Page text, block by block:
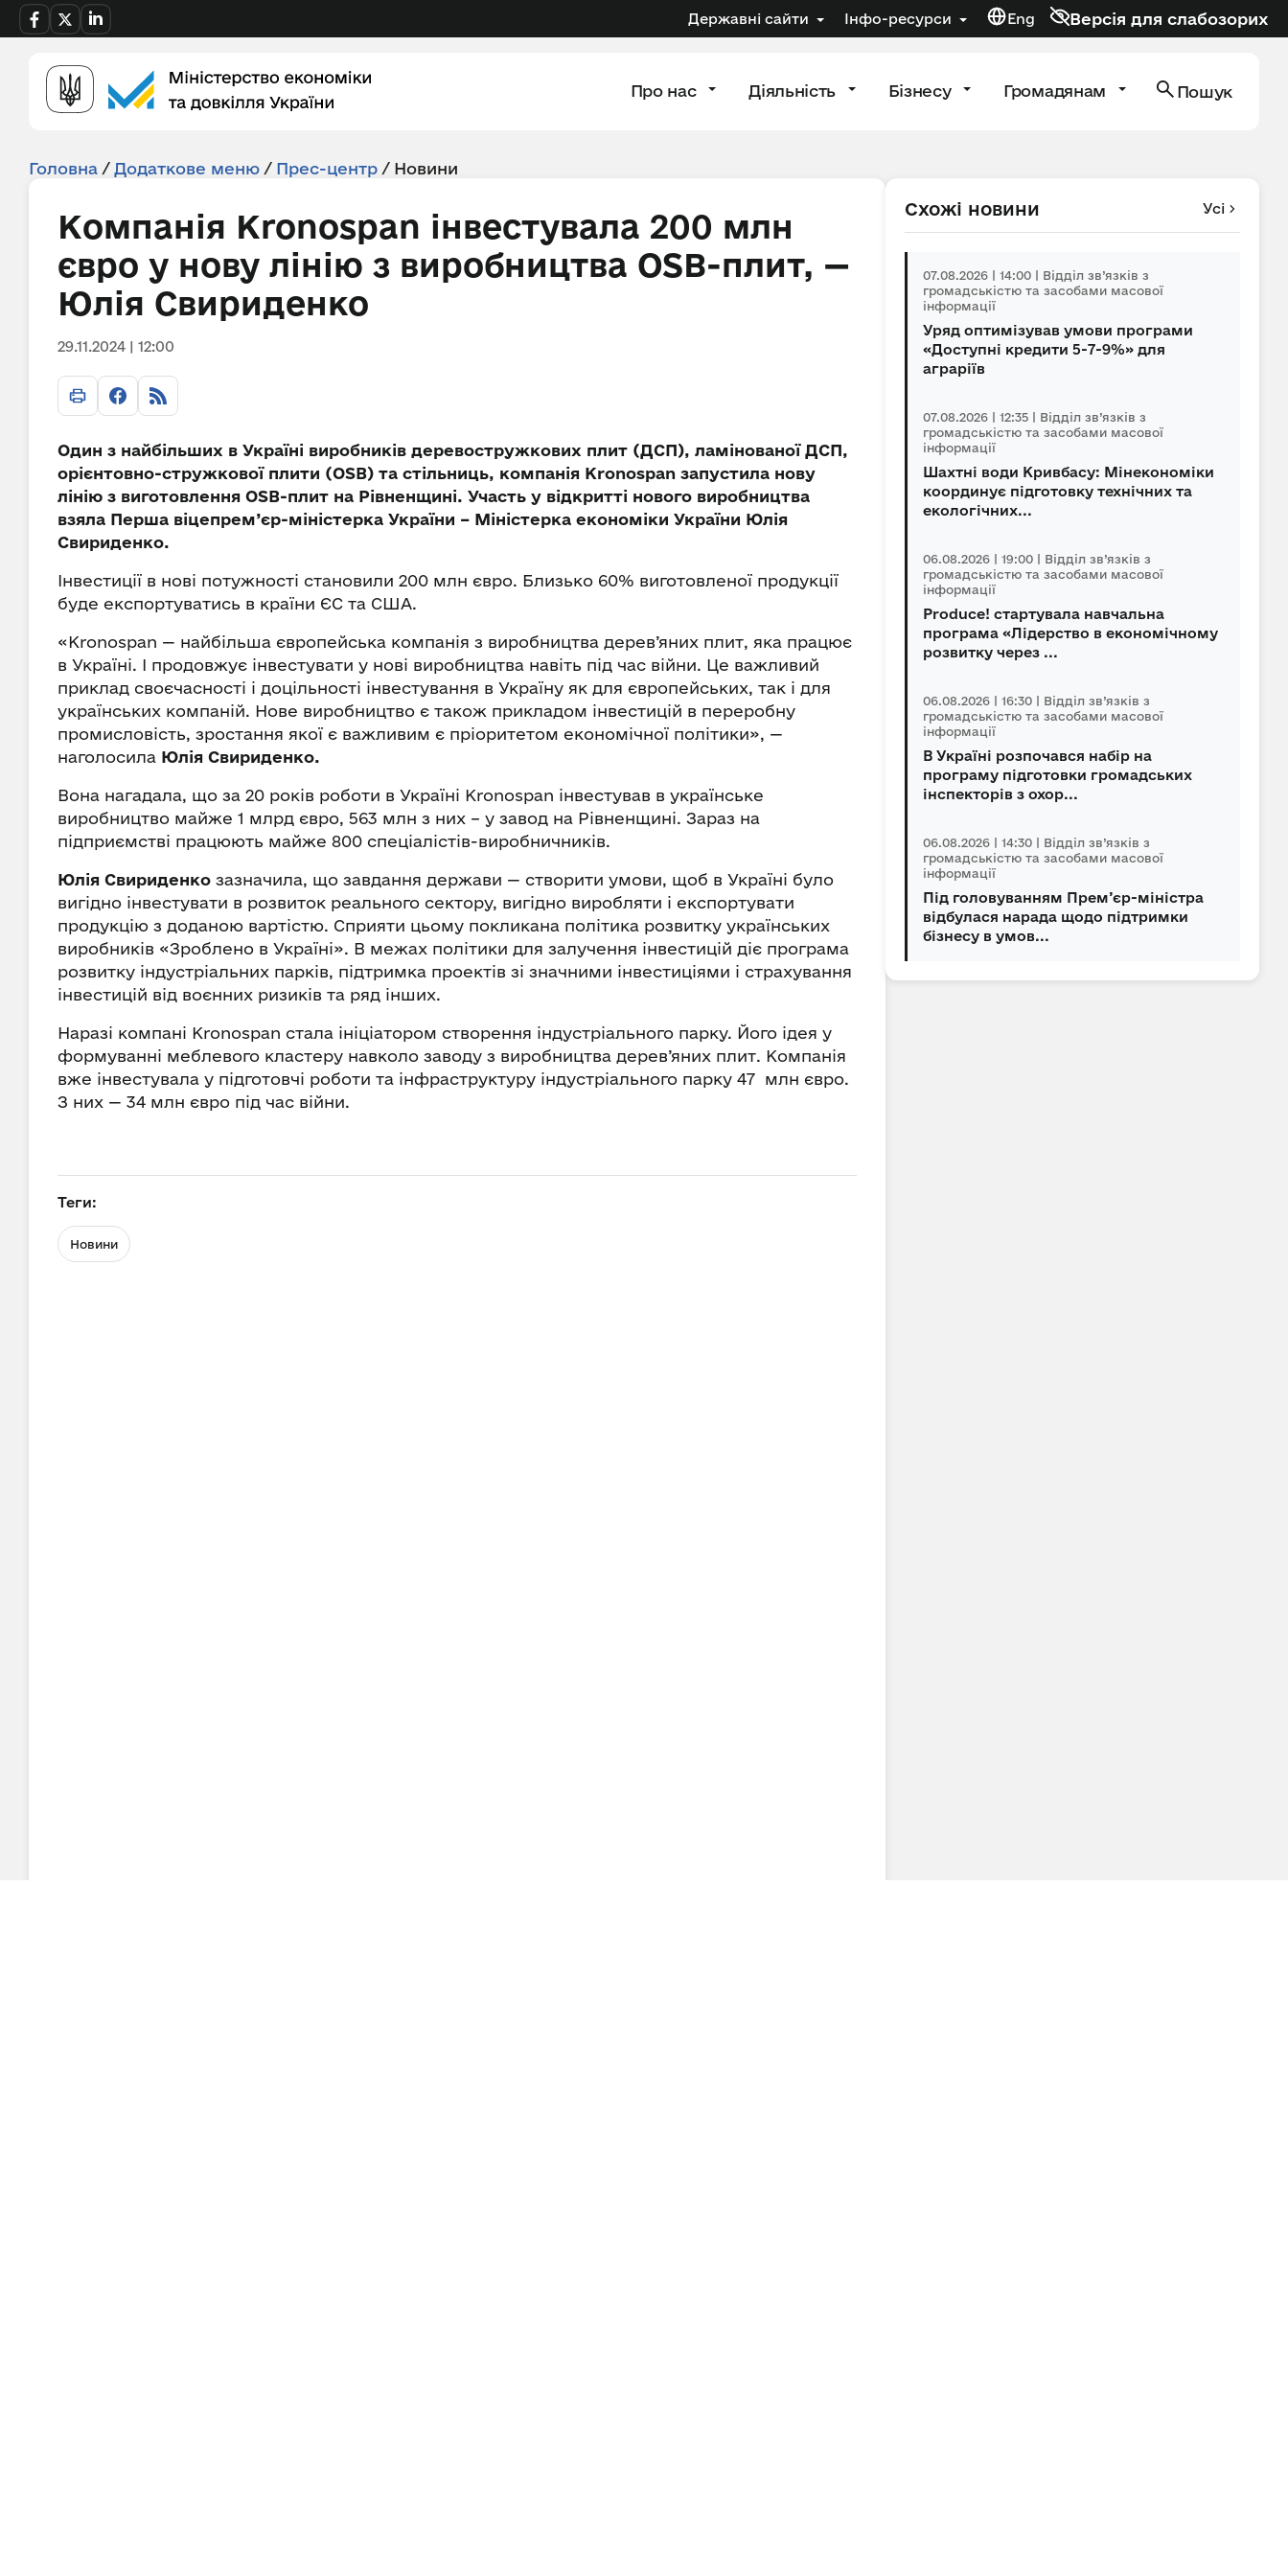
Державні сайти Інфо-ресурси Eng Версія для слабозорих
Про нас Діяльність Бізнесу Громадянам Пошук
Головна / Додаткове меню / Прес-центр / Новини
Компанія Kronospan інвестувала 200 млн
євро у нову лінію з виробництва OSB-плит, —
Юлія Свириденко
29.11.2024 | 12:00
Один з найбільших в Україні виробників деревостружкових плит (ДСП), ламінованої ДСП,
орієнтовно-стружкової плити (OSB) та стільниць, компанія Kronospan запустила нову
лінію з виготовлення OSB-плит на Рівненщині. Участь у відкритті нового виробництва
взяла Перша віцепрем’єр-міністерка України – Міністерка економіки України Юлія
Свириденко.
Інвестиції в нові потужності становили 200 млн євро. Близько 60% виготовленої продукції
буде експортуватись в країни ЄС та США.
«Kronospan — найбільша європейська компанія з виробництва дерев’яних плит, яка працює
в Україні. І продовжує інвестувати у нові виробництва навіть під час війни. Це важливий
приклад своєчасності і доцільності інвестування в Україну як для європейських, так і для
українських компаній. Нове виробництво є також прикладом інвестицій в переробну
промисловість, зростання якої є важливим є пріоритетом економічної політики», —
наголосила Юлія Свириденко.
Вона нагадала, що за 20 років роботи в Україні Kronospan інвестував в українське
виробництво майже 1 млрд євро, 563 млн з них – у завод на Рівненщині. Зараз на
підприємстві працюють майже 800 спеціалістів-виробничників.
Юлія Свириденко зазначила, що завдання держави — створити умови, щоб в Україні було
вигідно інвестувати в розвиток реального сектору, вигідно виробляти і експортувати
продукцію з доданою вартістю. Сприяти цьому покликана політика розвитку українських
виробників «Зроблено в Україні». В межах політики для залучення інвестицій діє програма
розвитку індустріальних парків, підтримка проектів зі значними інвестиціями і страхування
інвестицій від воєнних ризиків та ряд інших.
Наразі компані Kronospan стала ініціатором створення індустріального парку. Його ідея у
формуванні меблевого кластеру навколо заводу з виробництва дерев’яних плит. Компанія
вже інвестувала у підготовчі роботи та інфраструктуру індустріального парку 47 млн євро.
З них — 34 млн євро під час війни.
Теги:
Новини
Схожі новини Усі
07.08.2026 | 14:00 | Відділ зв’язків з
громадськістю та засобами масової
інформації
Уряд оптимізував умови програми
«Доступні кредити 5-7-9%» для
аграріїв
07.08.2026 | 12:35 | Відділ зв’язків з
громадськістю та засобами масової
інформації
Шахтні води Кривбасу: Мінекономіки
координує підготовку технічних та
екологічних...
06.08.2026 | 19:00 | Відділ зв’язків з
громадськістю та засобами масової
інформації
Produce! стартувала навчальна
програма «Лідерство в економічному
розвитку через ...
06.08.2026 | 16:30 | Відділ зв’язків з
громадськістю та засобами масової
інформації
В Україні розпочався набір на
програму підготовки громадських
інспекторів з охор...
06.08.2026 | 14:30 | Відділ зв’язків з
громадськістю та засобами масової
інформації
Під головуванням Прем’єр-міністра
відбулася нарада щодо підтримки
бізнесу в умов...